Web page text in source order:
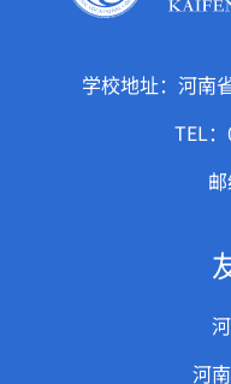
学校地址：河南
TEL
河